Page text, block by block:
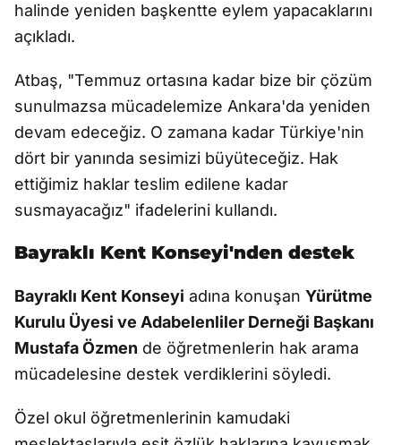
halinde yeniden başkentte eylem yapacaklarını
açıkladı.
Atbaş, "Temmuz ortasına kadar bize bir çözüm
sunulmazsa mücadelemize Ankara'da yeniden
devam edeceğiz. O zamana kadar Türkiye'nin
dört bir yanında sesimizi büyüteceğiz. Hak
ettiğimiz haklar teslim edilene kadar
susmayacağız" ifadelerini kullandı.
Bayraklı Kent Konseyi'nden destek
Bayraklı Kent Konseyi adına konuşan Yürütme
Kurulu Üyesi ve Adabelenliler Derneği Başkanı
Mustafa Özmen de öğretmenlerin hak arama
mücadelesine destek verdiklerini söyledi.
Özel okul öğretmenlerinin kamudaki